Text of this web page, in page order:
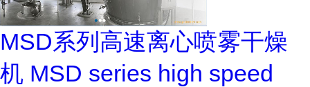
MSD系列高速离心喷雾干燥
机 MSD series high speed